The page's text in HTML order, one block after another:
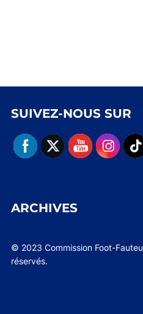
SUIVEZ-NOUS SUR
ARCHIVES
© 2023 Commission Foot-
réservés.